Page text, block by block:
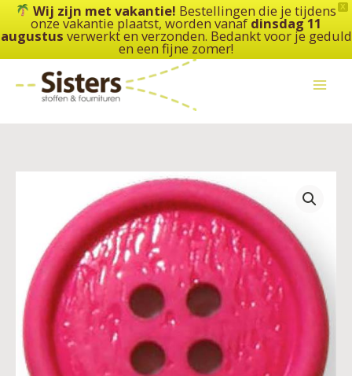
X
Wij zijn met vakantie! Bestellingen die je tijdens
onze vakantie plaatst, worden vanaf dinsdag 11
augustus verwerkt en verzonden. Bedankt voor je geduld
en een fijne zomer!
de
inhoud
gaats
18
mm
diverse
kleuren